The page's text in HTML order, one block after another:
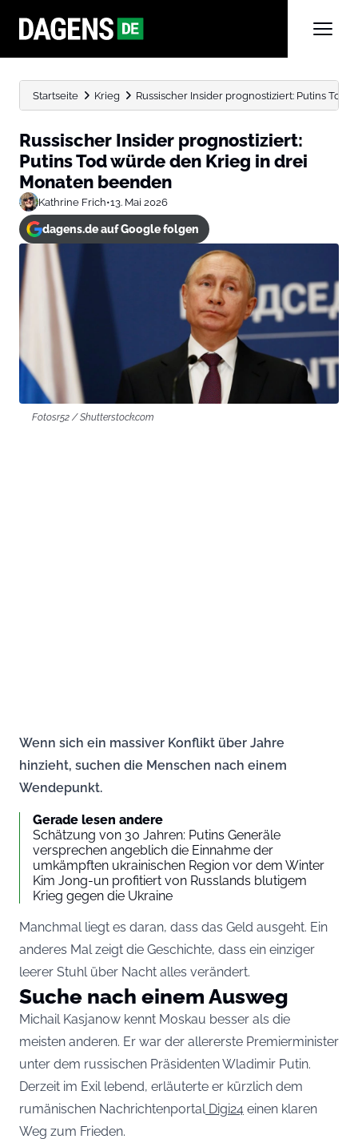
Startseite Krieg Russischer Insider prognostiziert: Putins Tod
Russischer Insider prognostiziert:
Putins Tod würde den Krieg in drei
Monaten beenden
Kathrine Frich•13. Mai 2026
dagens.de auf Google folgen
Fotosr52 / Shutterstock.com
Wenn sich ein massiver Konflikt über Jahre
hinzieht, suchen die Menschen nach einem
Wendepunkt.
Gerade lesen andere
Schätzung von 30 Jahren: Putins Generäle
versprechen angeblich die Einnahme der
umkämpften ukrainischen Region vor dem Winter
Kim Jong-un profitiert von Russlands blutigem
Krieg gegen die Ukraine
Manchmal liegt es daran, dass das Geld ausgeht. Ein
anderes Mal zeigt die Geschichte, dass ein einziger
leerer Stuhl über Nacht alles verändert.
Suche nach einem Ausweg
Michail Kasjanow kennt Moskau besser als die
meisten anderen. Er war der allererste Premierminister
unter dem russischen Präsidenten Wladimir Putin.
Derzeit im Exil lebend, erläuterte er kürzlich dem
rumänischen NachrichtenportalDigi24 einen klaren
Weg zum Frieden.